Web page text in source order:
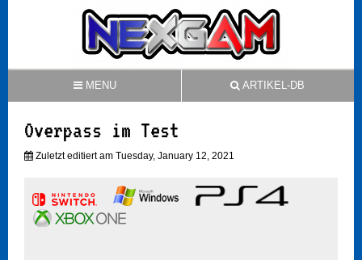
MENU ARTIKEL-DB
Overpass im Test
Zuletzt editiert am Tuesday, January 12, 2021